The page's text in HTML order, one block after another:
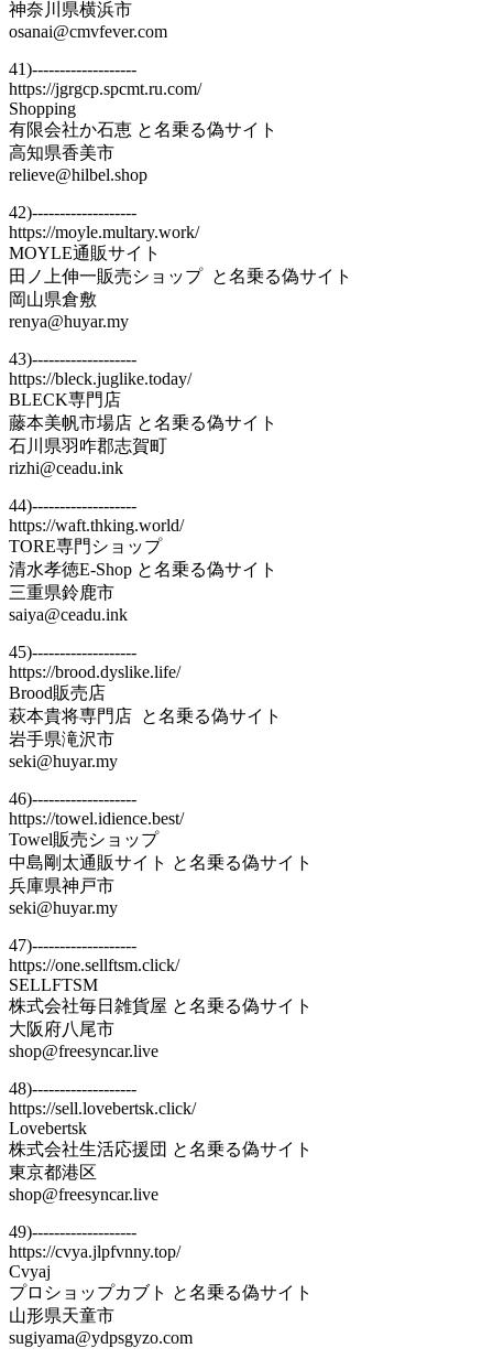
神奈川県横浜市
osanai@cmvfever.com
41)-------------------
https://jgrgcp.spcmt.ru.com/
Shopping
有限会社か石恵 と名乗る偽サイト
高知県香美市
relieve@hilbel.shop
42)-------------------
https://moyle.multary.work/
MOYLE通販サイト
田ノ上伸一販売ショップ と名乗る偽サイト
岡山県倉敷
renya@huyar.my
43)-------------------
https://bleck.juglike.today/
BLECK専門店
藤本美帆市場店 と名乗る偽サイト
石川県羽咋郡志賀町
rizhi@ceadu.ink
44)-------------------
https://waft.thking.world/
TORE専門ショップ
清水孝徳E-Shop と名乗る偽サイト
三重県鈴鹿市
saiya@ceadu.ink
45)-------------------
https://brood.dyslike.life/
Brood販売店
萩本貴将専門店 と名乗る偽サイト
岩手県滝沢市
seki@huyar.my
46)-------------------
https://towel.idience.best/
Towel販売ショップ
中島剛太通販サイト と名乗る偽サイト
兵庫県神戸市
seki@huyar.my
47)-------------------
https://one.sellftsm.click/
SELLFTSM
株式会社毎日雑貨屋 と名乗る偽サイト
大阪府八尾市
shop@freesyncar.live
48)-------------------
https://sell.lovebertsk.click/
Lovebertsk
株式会社生活応援団 と名乗る偽サイト
東京都港区
shop@freesyncar.live
49)-------------------
https://cvya.jlpfvnny.top/
Cvyaj
プロショップカブト と名乗る偽サイト
山形県天童市
sugiyama@ydpsgyzo.com